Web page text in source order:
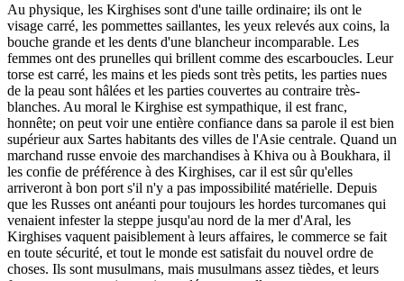
Au physique, les Kirghises sont d'une taille ordinaire; ils ont le
visage carré, les pommettes saillantes, les yeux relevés aux coins, la
bouche grande et les dents d'une blancheur incomparable. Les
femmes ont des prunelles qui brillent comme des escarboucles. Leur
torse est carré, les mains et les pieds sont très petits, les parties nues
de la peau sont hâlées et les parties couvertes au contraire très-
blanches. Au moral le Kirghise est sympathique, il est franc,
honnête; on peut voir une entière confiance dans sa parole il est bien
supérieur aux Sartes habitants des villes de l'Asie centrale. Quand un
marchand russe envoie des marchandises à Khiva ou à Boukhara, il
les confie de préférence à des Kirghises, car il est sûr qu'elles
arriveront à bon port s'il n'y a pas impossibilité matérielle. Depuis
que les Russes ont anéanti pour toujours les hordes turcomanes qui
venaient infester la steppe jusqu'au nord de la mer d'Aral, les
Kirghises vaquent paisiblement à leurs affaires, le commerce se fait
en toute sécurité, et tout le monde est satisfait du nouvel ordre de
choses. Ils sont musulmans, mais musulmans assez tièdes, et leurs